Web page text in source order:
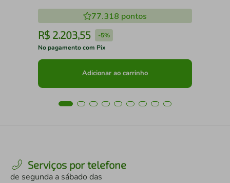
77.318 pontos
R$ 2.203,55 -5%
No pagamento com Pix
Adicionar ao carrinho
Serviços por telefone
de segunda a sábado das